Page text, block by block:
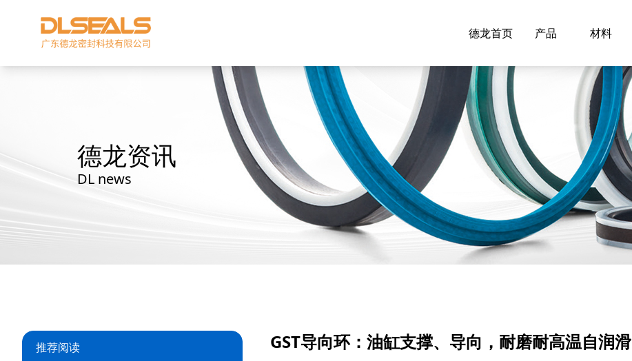
德龙首页 产品 材料
德龙资讯
DL news
推荐阅读 GST导向环：油缸支撑、导向，耐磨耐高温自润滑